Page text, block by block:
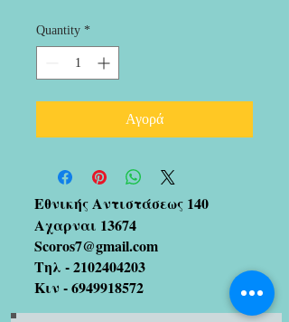
Quantity *
Αγορά
Εθνικής Αντιστάσεως 140
Αχαρναι 13674
Scoros7@gmail.com
Τηλ -2102404203
Κιν -6949918572